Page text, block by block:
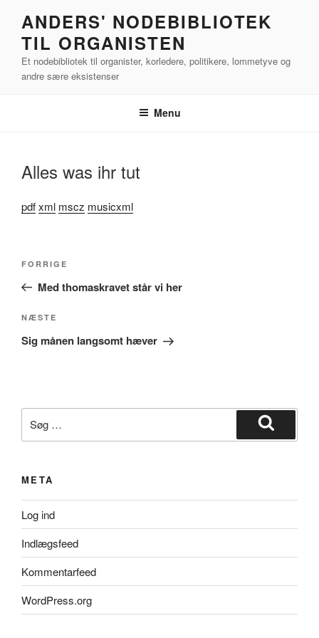
indhold
ANDERS' NODEBIBLIOTEK
TIL ORGANISTEN
Et nodebibliotek til organister, korledere, politikere, lommetyve og
andre sære eksistenser
Menu
Alles was ihr tut
pdfxml mscz musicxml
Forrige
indlæg
FORRIGE
Med thomaskravet står vi her
Næste
indlæg
NÆSTE
Sig månen langsomt hæver
efter:
Søg
META
Log ind
Indlægsfeed
Kommentarfeed
WordPress.org